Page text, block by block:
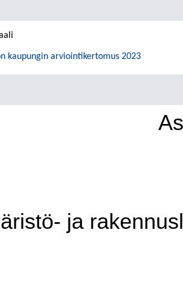
kaupungin arviointikertomus 2023
ja